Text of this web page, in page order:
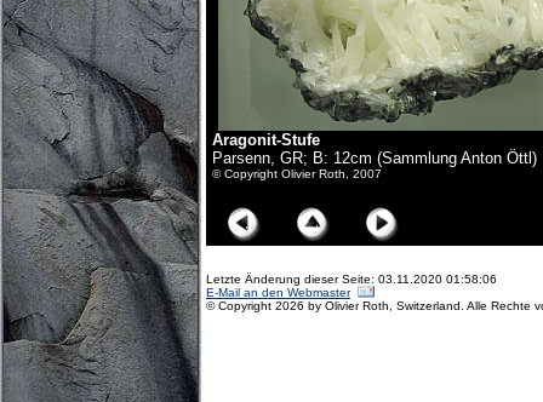
Aragonit-Stufe
Parsenn, GR; B: 12cm (Sammlung Anton Öttl)
© Copyright Olivier Roth, 2007
Letzte Änderung dieser Seite: 03.11.2020 01:58:06
E-Mail an den Webmaster
© Copyright 2026 by Olivier Roth, Switzerland. Alle Rechte